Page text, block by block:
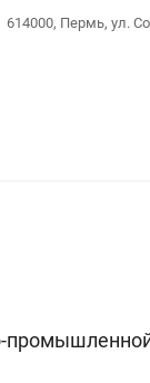
614000, Пермь, ул.